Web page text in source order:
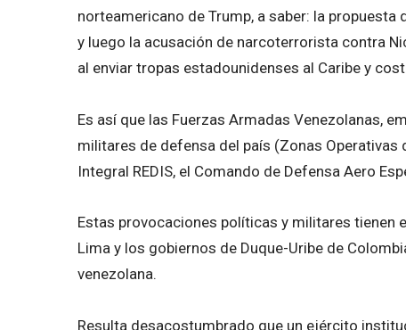
norteamericano de Trump, a saber: la propuesta
y luego la acusación de narcoterrorista contra
al enviar tropas estadounidenses al Caribe y
Es así que las Fuerzas Armadas Venezolanas,
militares de defensa del país (Zonas Operativas
Integral REDIS, el Comando de Defensa Aero
Estas provocaciones políticas y militares tienen
Lima y los gobiernos de Duque-Uribe de
venezolana.
Resulta desacostumbrado que un ejército